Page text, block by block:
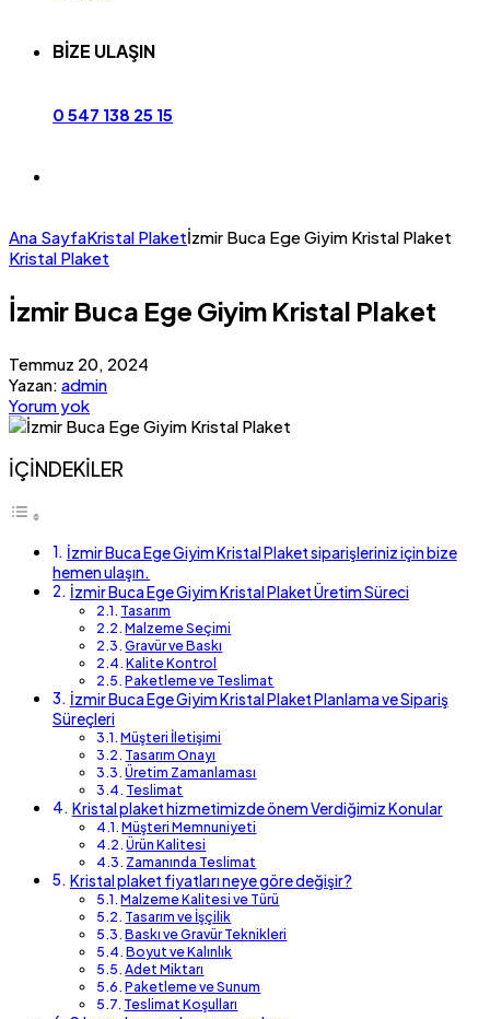
BİZE ULAŞIN
0 547 138 25 15
Ana SayfaKristal Plaketİzmir Buca Ege Giyim Kristal Plaket
Kristal Plaket
İzmir Buca Ege Giyim Kristal Plaket
Temmuz 20, 2024
Yazan: admin
Yorum yok
İÇİNDEKİLER
İzmir Buca Ege Giyim Kristal Plaket siparişleriniz için bize
hemen ulaşın.
İzmir Buca Ege Giyim Kristal Plaket Üretim Süreci
Tasarım
Malzeme Seçimi
Gravür ve Baskı
Kalite Kontrol
Paketleme ve Teslimat
İzmir Buca Ege Giyim Kristal Plaket Planlama ve Sipariş
Süreçleri
Müşteri İletişimi
Tasarım Onayı
Üretim Zamanlaması
Teslimat
Kristal plaket hizmetimizde önem Verdiğimiz Konular
Müşteri Memnuniyeti
Ürün Kalitesi
Zamanında Teslimat
Kristal plaket fiyatları neye göre değişir?
Malzeme Kalitesi ve Türü
Tasarım ve İşçilik
Baskı ve Gravür Teknikleri
Boyut ve Kalınlık
Adet Miktarı
Paketleme ve Sunum
Teslimat Koşulları